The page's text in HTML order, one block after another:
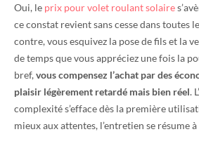
Oui, le prix pour volet roulant solaire
ce constat revient sans cesse dans toutes
contre, vous esquivez la pose de fils et la
de temps que vous appréciez une fois la
bref,vous compensez l’achat par des
plaisir légèrement retardé mais bien réel.
complexité s’efface dès la première
mieux aux attentes, l’entretien se résume à